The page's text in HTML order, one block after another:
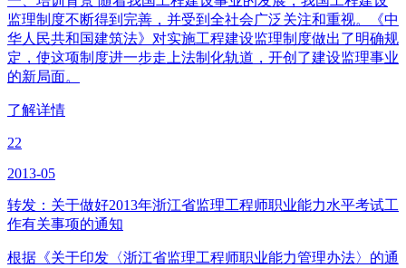
监理制度不断得到完善，并受到全社会广泛关注和重视。《中
华人民共和国建筑法》对实施工程建设监理制度做出了明确规
定，使这项制度进一步走上法制化轨道，开创了建设监理事业
的新局面。
了解详情
22
2013-05
转发：关于做好2013年浙江省监理工程师职业能力水平考试工
作有关事项的通知
根据《关于印发〈浙江省监理工程师职业能力管理办法〉的通